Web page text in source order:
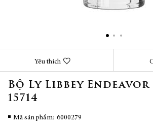
phần
của
viện
Yêu thích
Bộ Ly Libbey Endeavor
15714
Mã sản phẩm 6000279